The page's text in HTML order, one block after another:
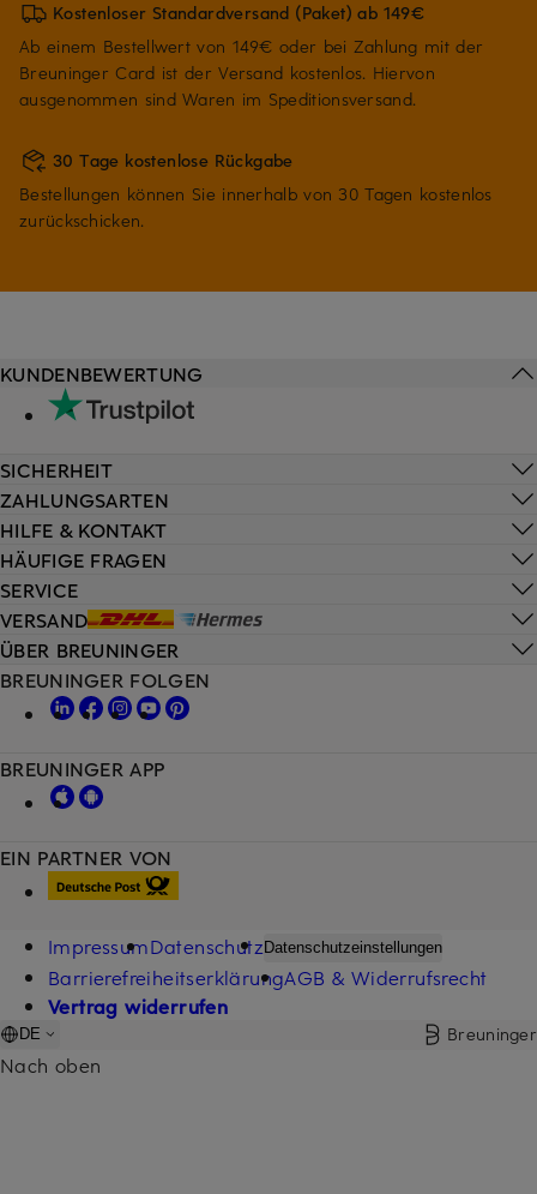
Kostenloser Standardversand (Paket) ab 149€
Ab einem Bestellwert von 149€ oder bei Zahlung mit der
Breuninger Card ist der Versand kostenlos. Hiervon
ausgenommen sind Waren im Speditionsversand.
30 Tage kostenlose Rückgabe
Bestellungen können Sie innerhalb von 30 Tagen kostenlos
zurückschicken.
HILFE & KONTAKT
HÄUFIGE FRAGEN
SERVICE
VERSAND
KUNDENBEWERTUNG
SICHERHEIT
ZAHLUNGSARTEN
ÜBER BREUNINGER
EIN PARTNER VON
BREUNINGER FOLGEN
BREUNINGER APP
ImpressumDatenschutz Datenschutzeinstellungen
BarrierefreiheitserklärungAGB & Widerrufsrecht
Vertrag widerrufen
DE Breuninger
Nach oben